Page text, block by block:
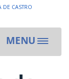
DE CASTRO
MENU
Toggle